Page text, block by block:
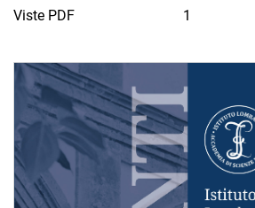
Viste PDF 1
Immagine di copertina